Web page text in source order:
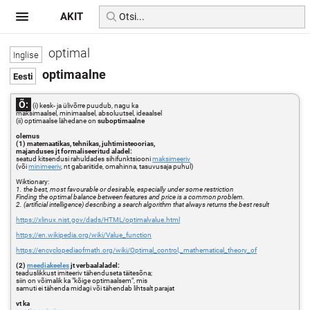
optimal
optimaalne
Õ:
(i) kesk- ja ülivõrre puudub, nagu ka
maksimaalsel, minimaalsel, absoluutsel, ideaalsel
(ii) optimaalse lähedane onsuboptimaalne
olemus
(1) matemaatikas, tehnikas, juhtimisteoorias,
majanduses jt formaliseeritud aladel:
seatud kitsendusi rahuldades sihifunktsioonimaksimeeriv
(võiminimeeriv, nt gabariitide, omahinna, tasuvusaja puhul)
Wiktionary:
1. the best, most favourable or desirable, especially under some restriction
Finding the optimal balance between features and price is a common problem.
2. (artificial intelligence) describing a search algorithm that always returns the best result
https://xlinux.nist.gov/dads/HTML/optimalvalue.html
https://en.wikipedia.org/wiki/Value_function
https://encyclopediaofmath.org/wiki/Optimal_control,_mathematical_theory_of
(2)meediakeelesjt verbaalaladel:
teaduslikkust imiteeriv tähenduseta täitesõna;
siin on võimalik ka "kõige optimaalsem", mis
samuti ei tähenda midagi või tähendab lihtsalt parajat
vt ka
AKIT